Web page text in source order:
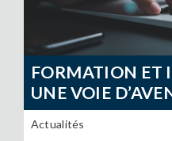
FORMATION ET
UNE VOIE
Actualités